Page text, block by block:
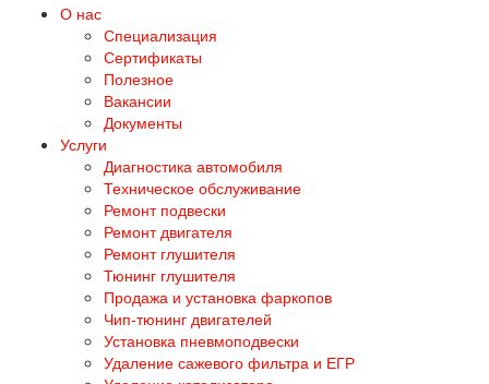
О нас
Специализация
Сертификаты
Полезное
Вакансии
Документы
Услуги
Диагностика автомобиля
Техническое обслуживание
Ремонт подвески
Ремонт двигателя
Ремонт глушителя
Тюнинг глушителя
Продажа и установка фаркопов
Чип-тюнинг двигателей
Установка пневмоподвески
Удаление сажевого фильтра и ЕГР